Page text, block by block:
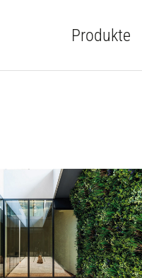
Produkte